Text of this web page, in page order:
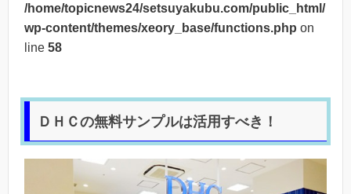
/home/topicnews24/setsuyakubu.com/public_html/
wp-content/themes/xeory_base/functions.php on
line 58
ＤＨＣの無料サンプルは活用すべき！